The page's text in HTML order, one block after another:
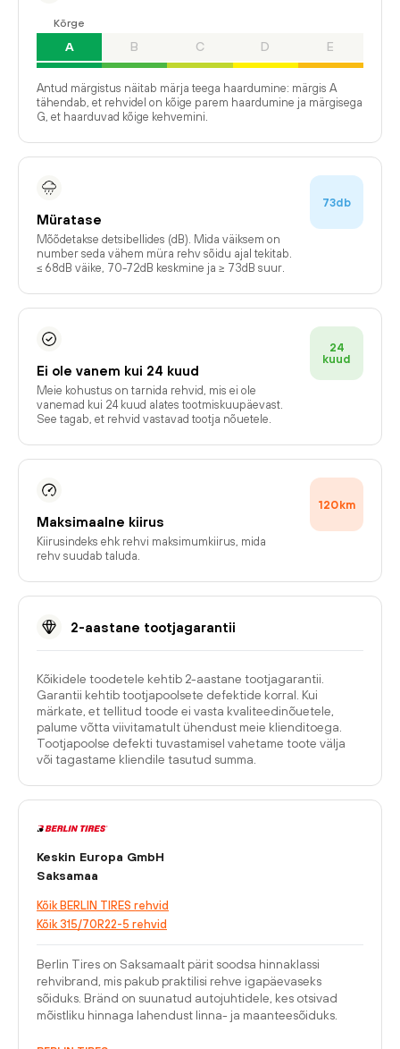
Kõrge
A B C D E
Antud märgistus näitab märja teega haardumine: märgis A
tähendab, et rehvidel on kõige parem haardumine ja märgisega
G, et haarduvad kõige kehvemini.
Müratase
Mõõdetakse detsibellides (dB). Mida väiksem on
number seda vähem müra rehv sõidu ajal tekitab.
≤ 68dB väike, 70-72dB keskmine ja ≥ 73dB suur.
73db
Ei ole vanem kui 24 kuud
Meie kohustus on tarnida rehvid, mis ei ole
vanemad kui 24 kuud alates tootmiskuupäevast.
See tagab, et rehvid vastavad tootja nõuetele.
24
kuud
Maksimaalne kiirus
Kiirusindeks ehk rehvi maksimumkiirus, mida
rehv suudab taluda.
120km
2-aastane tootjagarantii
Kõikidele toodetele kehtib 2-aastane tootjagarantii.
Garantii kehtib tootjapoolsete defektide korral. Kui
märkate, et tellitud toode ei vasta kvaliteedinõuetele,
palume võtta viivitamatult ühendust meie klienditoega.
Tootjapoolse defekti tuvastamisel vahetame toote välja
või tagastame kliendile tasutud summa.
Keskin Europa GmbH
Saksamaa
Kõik BERLIN TIRES rehvid
Kõik 315/70R22-5 rehvid
Berlin Tires on Saksamaalt pärit soodsa hinnaklassi
rehvibrand, mis pakub praktilisi rehve igapäevaseks
sõiduks. Bränd on suunatud autojuhtidele, kes otsivad
mõistliku hinnaga lahendust linna- ja maanteesõiduks.